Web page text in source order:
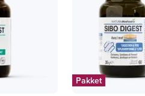
Pakket